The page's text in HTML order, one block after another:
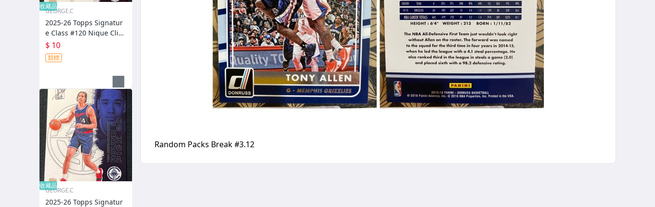
收藏品
GEORGE.C
2025-26 Topps Signatur
e Class #120 Nique Cliff
ord RC
$ 10
競標
收藏品
GEORGE.C
2025-26 Topps Signatur